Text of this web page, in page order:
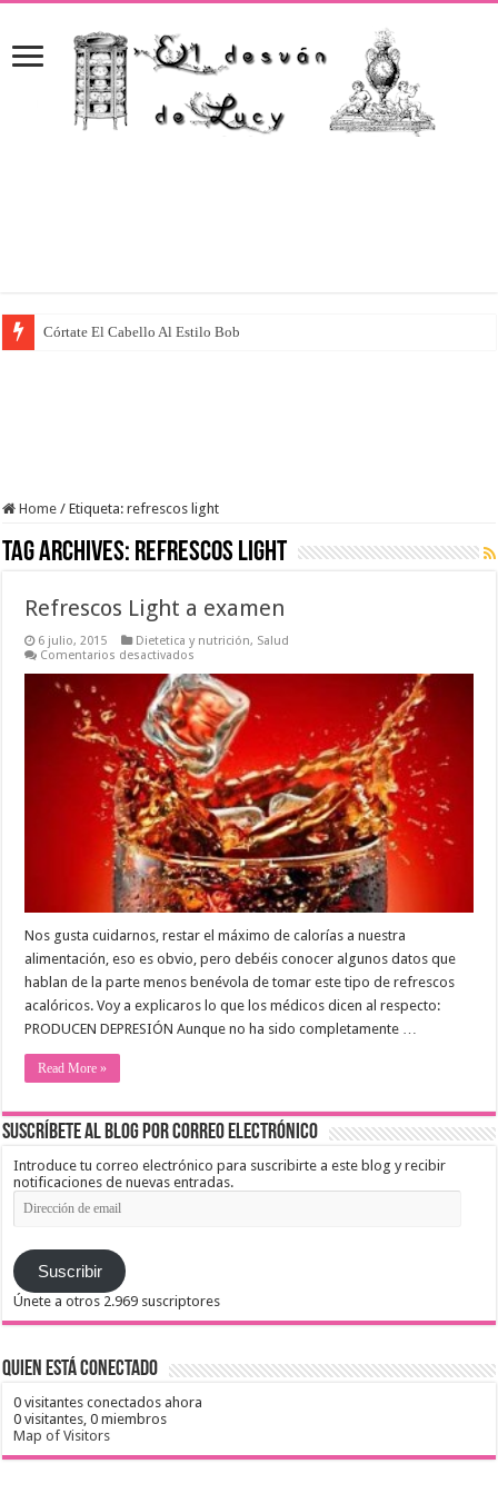
Córtate El Cabello Al Estilo Bob
Home / Etiqueta:refrescos light
Tag Archives: refrescos light
Refrescos Light a examen
6 julio, 2015 Dietetica y nutrición, Salud
Comentarios desactivados
Light
a
examen
Nos gusta cuidarnos, restar el máximo de calorías a nuestra
alimentación, eso es obvio, pero debéis conocer algunos datos que
hablan de la parte menos benévola de tomar este tipo de refrescos
acalóricos. Voy a explicaros lo que los médicos dicen al respecto:
PRODUCEN DEPRESIÓN Aunque no ha sido completamente …
Read More »
Suscríbete al blog por correo electrónico
Introduce tu correo electrónico para suscribirte a este blog y recibir
notificaciones de nuevas entradas.
Dirección
de
Suscribir
Únete a otros 2.969 suscriptores
Quien está conectado
0 visitantes conectados ahora
0 visitantes, 0 miembros
Map of Visitors